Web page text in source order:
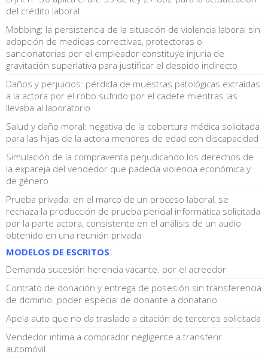
del crédito laboral
Mobbing: la persistencia de la situación de violencia laboral sin
adopción de medidas correctivas, protectoras o
sancionatorias por el empleador constituye injuria de
gravitación superlativa para justificar el despido indirecto
Daños y perjuicios: pérdida de muestras patológicas extraídas
a la actora por el robo sufrido por el cadete mientras las
llevaba al laboratorio
Salud y daño moral: negativa de la cobertura médica solicitada
para las hijas de la actora menores de edad con discapacidad
Simulación de la compraventa perjudicando los derechos de
la expareja del vendedor que padecía violencia económica y
de género
Prueba privada: en el marco de un proceso laboral, se
rechaza la producción de prueba pericial informática solicitada
por la parte actora, consistente en el análisis de un audio
obtenido en una reunión privada
MODELOS DE ESCRITOS:
Demanda sucesión herencia vacante. por el acreedor
Contrato de donación y entrega de posesión sin transferencia
de dominio. poder especial de donante a donatario
Apela auto que no da traslado a citación de terceros solicitada
Vendedor intima a comprador negligente a transferir
automóvil